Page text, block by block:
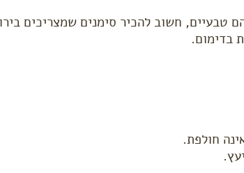
טבעיים, חשוב להכיר סימנים שמצריכים
בדימום.
חולפת.